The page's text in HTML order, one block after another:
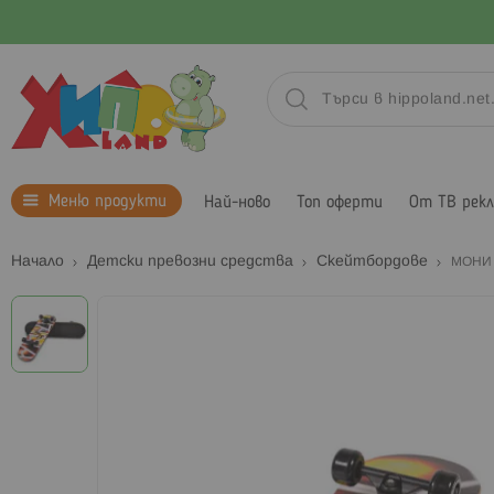
Меню продукти Най-ново Топ оферти От ТВ
Начало Детски превозни средства Скейтбордове МОНИ
Преминете
към
края
на